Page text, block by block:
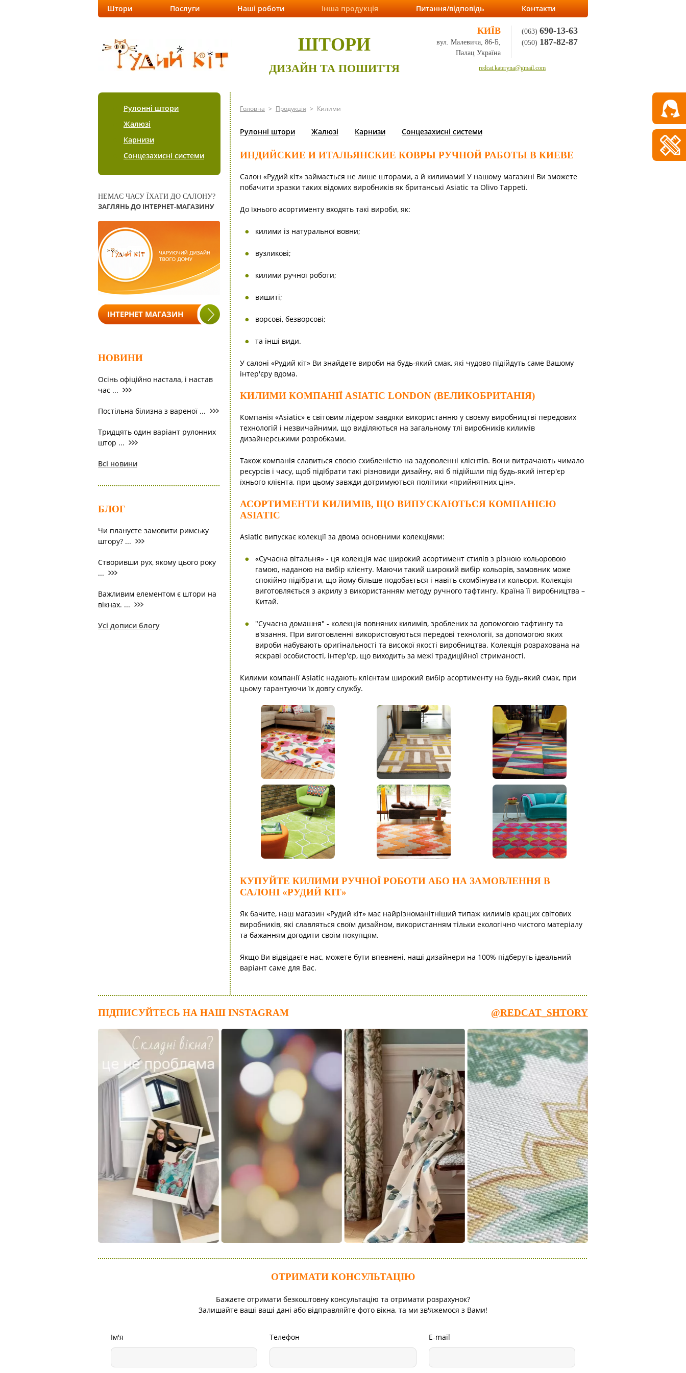
Штори Послуги Наші роботи Інша продукція Питання/відповідь Контакти
ШТОРИ
ДИЗАЙН ТА ПОШИТТЯ
КИЇВ
вул. Малевича, 86-Б,
Палац Україна
(063) 690-13-63
(050) 187-82-87
redcat.kateryna@gmail.com
Рулонні штори
Жалюзі
Карнизи
Сонцезахисні системи
НЕМАЄ ЧАСУ ЇХАТИ ДО САЛОНУ?
ЗАГЛЯНЬ ДО ІНТЕРНЕТ-МАГАЗИНУ
ІНТЕРНЕТ МАГАЗИН
НОВИНИ
Осінь офіційно настала, і настав
час ...
Постільна білизна з вареної ...
Тридцять один варіант рулонних
штор ...
Всі новини
БЛОГ
Чи плануєте замовити римську
штору? ...
Створивши рух, якому цього року
...
Важливим елементом є штори на
вікнах. ...
Усі дописи блогу
Головна > Продукція > Килими
Рулонні штори Жалюзі Карнизи Сонцезахисні системи
ИНДИЙСКИЕ И ИТАЛЬЯНСКИЕ КОВРЫ РУЧНОЙ РАБОТЫ В КИЕВЕ
Салон «Рудий кіт» займається не лише шторами, а й килимами! У нашому магазині Ви зможете
побачити зразки таких відомих виробників як британські Asiatic та Olivo Tappeti.
До їхнього асортименту входять такі вироби, як:
килими із натуральної вовни;
вузликові;
килими ручної роботи;
вишиті;
ворсові, безворсові;
та інші види.
У салоні «Рудий кіт» Ви знайдете вироби на будь-який смак, які чудово підійдуть саме Вашому
інтер'єру вдома.
КИЛИМИ КОМПАНІЇ ASIATIC LONDON (ВЕЛИКОБРИТАНІЯ)
Компанія «Asiatic» є світовим лідером завдяки використанню у своєму виробництві передових
технологій і незвичайними, що виділяються на загальному тлі виробників килимів
дизайнерськими розробками.
Також компанія славиться своєю схибленістю на задоволенні клієнтів. Вони витрачають чимало
ресурсів і часу, щоб підібрати такі різновиди дизайну, які б підійшли під будь-який інтер'єр
їхнього клієнта, при цьому завжди дотримуються політики «прийнятних цін».
АСОРТИМЕНТИ КИЛИМІВ, ЩО ВИПУСКАЮТЬСЯ КОМПАНІЄЮ
ASIATIC
Asiatic випускає колекції за двома основними колекціями:
«Сучасна вітальня» - ця колекція має широкий асортимент стилів з різною кольоровою
гамою, наданою на вибір клієнту. Маючи такий широкий вибір кольорів, замовник може
спокійно підібрати, що йому більше подобається і навіть скомбінувати кольори. Колекція
виготовляється з акрилу з використанням методу ручного тафтингу. Країна її виробництва –
Китай.
"Сучасна домашня" - колекція вовняних килимів, зроблених за допомогою тафтингу та
в'язання. При виготовленні використовуються передові технології, за допомогою яких
вироби набувають оригінальності та високої якості виробництва. Колекція розрахована на
яскраві особистості, інтер'єр, що виходить за межі традиційної стриманості.
Килими компанії Asiatic надають клієнтам широкий вибір асортименту на будь-який смак, при
цьому гарантуючи їх довгу службу.
КУПУЙТЕ КИЛИМИ РУЧНОЇ РОБОТИ АБО НА ЗАМОВЛЕННЯ В
САЛОНІ «РУДИЙ КІТ»
Як бачите, наш магазин «Рудий кіт» має найрізноманітніший типаж килимів кращих світових
виробників, які славляться своїм дизайном, використанням тільки екологічно чистого матеріалу
та бажанням догодити своїм покупцям.
Якщо Ви відвідаєте нас, можете бути впевнені, наші дизайнери на 100% підберуть ідеальний
варіант саме для Вас.
ПІДПИСУЙТЕСЬ НА НАШ INSTAGRAM @REDCAT_SHTORY
ОТРИМАТИ КОНСУЛЬТАЦІЮ
Бажаєте отримати безкоштовну консультацію та отримати розрахунок?
Залишайте ваші ваші дані або відправляйте фото вікна, та ми зв'яжемося з Вами!
Ім'я Телефон E-mail